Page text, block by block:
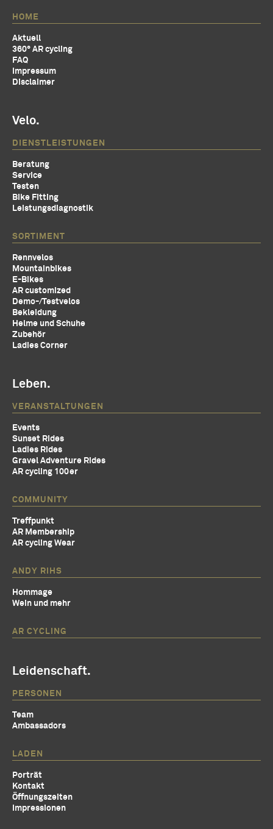
HOME
Aktuell
360° AR cycling
FAQ
Impressum
Disclaimer
Velo.
DIENSTLEISTUNGEN
Beratung
Service
Testen
Bike Fitting
Leistungsdiagnostik
SORTIMENT
Rennvelos
Mountainbikes
E-Bikes
AR customized
Demo-/Testvelos
Bekleidung
Helme und Schuhe
Zubehör
Ladies Corner
Leben.
VERANSTALTUNGEN
Events
Sunset Rides
Ladies Rides
Gravel Adventure Rides
AR cycling 100er
COMMUNITY
Treffpunkt
AR Membership
AR cycling Wear
ANDY RIHS
Hommage
Wein und mehr
AR CYCLING
Leidenschaft.
PERSONEN
Team
Ambassadors
LADEN
Porträt
Kontakt
Öffnungszeiten
Impressionen